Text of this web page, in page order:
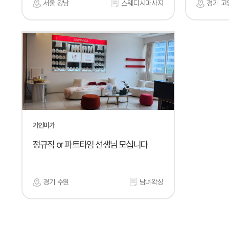
서울 강남 스웨디시마사지 경기 고
가인미가
정규직 or 파트타임 선생님 모십니다
경기 수원 남녀왁싱